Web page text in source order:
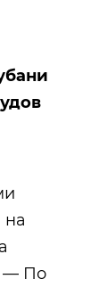
на
— По